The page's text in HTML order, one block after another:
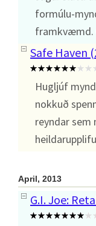
formúlu-
framkvæmd.
Safe Haven
Hugljúf
nokkuð
reyndar sem
April, 2013
G.I. Joe: